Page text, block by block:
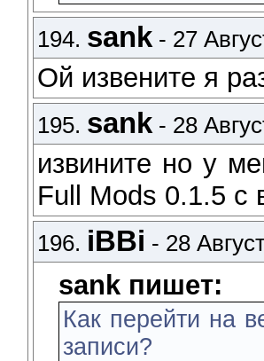
194. sank- 27
Ой извените я
195. sank- 28
извините но у
Full Mods 0.1.5 с
196. iBBi - 28
sank пишет:
Как перейти на
записи?